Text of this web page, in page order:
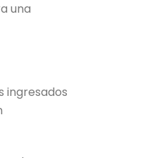
una
ingresados